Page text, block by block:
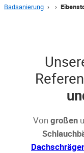
Badsanierung › ›
Von großen